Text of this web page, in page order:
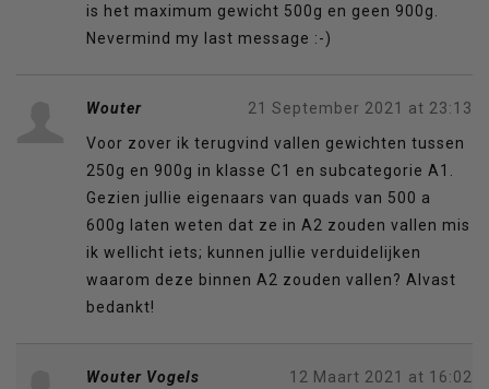
is het maximum gewicht 500g en geen 900g.
Nevermind my last message :-)
Wouter
21 September 2021 at 23:13
Voor zover ik terugvind vallen gewichten tussen
250g en 900g in klasse C1 en subcategorie A1.
Gezien jullie eigenaars van quads van 500 a
600g laten weten dat ze in A2 zouden vallen mis
ik wellicht iets; kunnen jullie verduidelijken
waarom deze binnen A2 zouden vallen? Alvast
bedankt!
Wouter Vogels
12 Maart 2021 at 16:02